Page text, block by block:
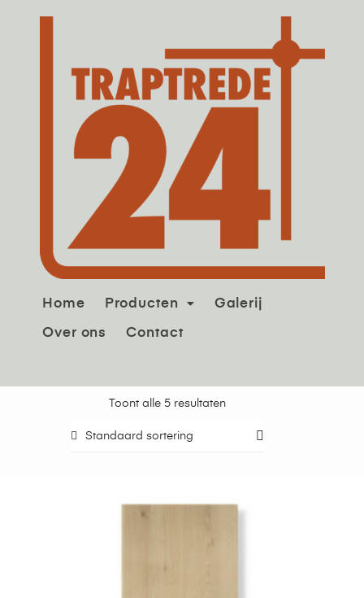
Home Producten Galerij
Over ons Contact
Toont alle 5 resultaten
Standaard sortering